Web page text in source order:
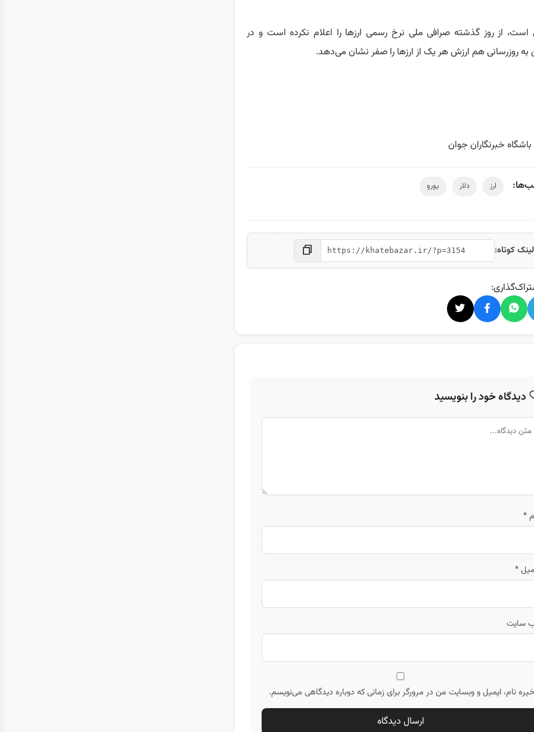
است، از روز گذشته صرافی ملی نرخ رسمی ارزها را اعلام نکرده است و در
به روزرسانی هم ارزش هر یک از ارزها را صفر نشان می‌دهد.
خبرنگاران جوان
ارز دلار یورو
لینک کوتاه:
دیدگاه خود را بنویسید
*
*
سایت
نام، ایمیل و وبسایت من در مرورگر برای زمانی که دوباره دیدگاهی می‌نویسم.